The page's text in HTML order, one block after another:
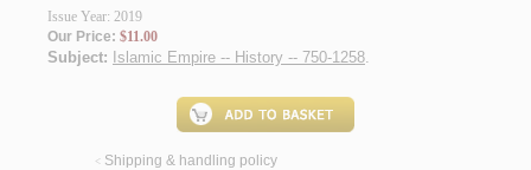
Issue Year: 2019
Our Price: $11.00
Subject: Islamic Empire -- History -- 750-1258.
< Shipping & handling policy